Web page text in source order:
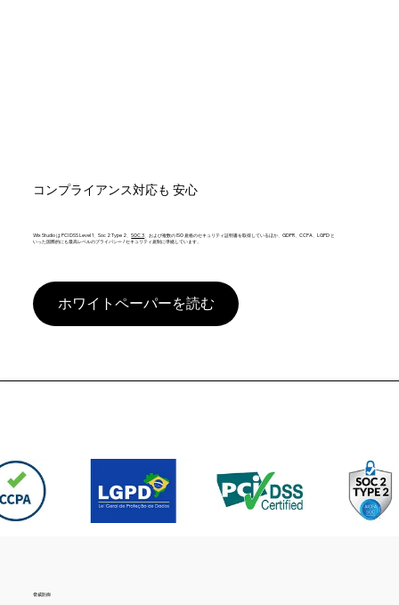
コンプライアンス対応も 安心
Wix Studio は PCI DSS Level 1、Soc 2 Type 2、SOC 3 、および複数の ISO 規格のセキュリティ証明書を取得しているほか、GDPR、CCPA、LGPD と
いった国際的にも最高レベルのプライバシー / セキュリティ規制に準拠しています。
ホワイトペーパーを読む
脅威防御